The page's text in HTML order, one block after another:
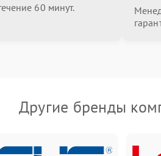
60 минут.
Другие бренды